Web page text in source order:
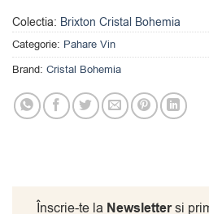
Colectia: Brixton Cristal Bohemia
Categorie: Pahare Vin
Brand: Cristal Bohemia
Înscrie-te la Newslettersi